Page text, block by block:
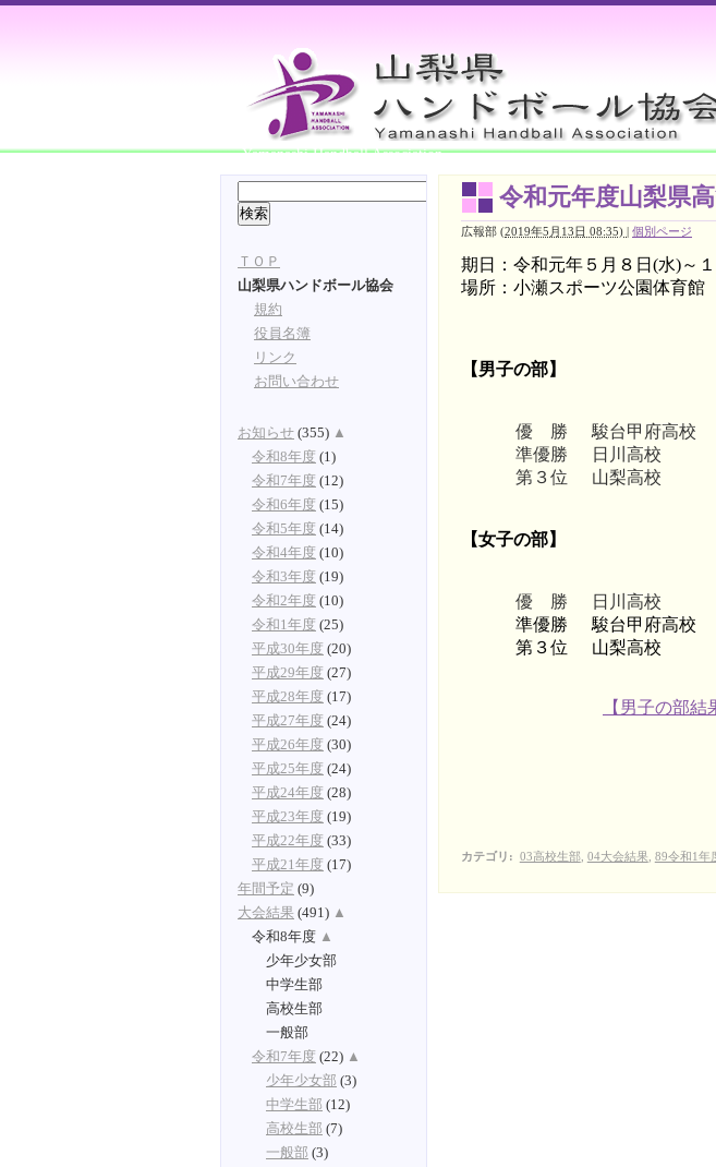
Yamanashi Handball Association
令和元年度山梨県
広報部 (2019年5月13日 08:35) | 個別ページ
期日：令和元年５月８日(水)～１
場所：小瀬スポーツ公園体育館
【男子の部】
優 勝
駿台甲府高校
準優勝
日川高校
第３位
山梨高校
【女子の部】
優 勝
日川高校
準優勝
駿台甲府高校
第３位
山梨高校
【男子の部結
カテゴリ : 03高校生部, 04大会結果 89令和1年
ＴＯＰ
山梨県ハンドボール協会
規約
役員名簿
リンク
お問い合わせ
お知らせ (355) ▲
令和8年度 (1)
令和7年度 (12)
令和6年度 (15)
令和5年度 (14)
令和4年度 (10)
令和3年度 (19)
令和2年度 (10)
令和1年度 (25)
平成30年度 (20)
平成29年度 (27)
平成28年度 (17)
平成27年度 (24)
平成26年度 (30)
平成25年度 (24)
平成24年度 (28)
平成23年度 (19)
平成22年度 (33)
平成21年度 (17)
年間予定 (9)
大会結果 (491) ▲
令和8年度 ▲
少年少女部
中学生部
高校生部
一般部
令和7年度 (22) ▲
少年少女部 (3)
中学生部 (12)
高校生部 (7)
一般部 (3)